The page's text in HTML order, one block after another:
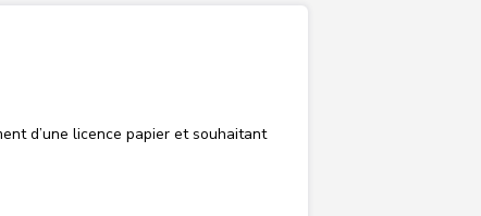
d’une licence papier et souhaitant